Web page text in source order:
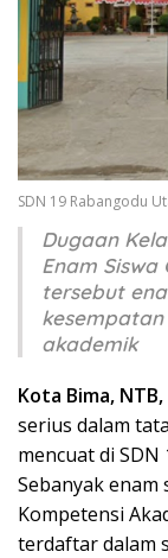
SDN 19 Rabangodu
Dugaan
Enam
tersebut
akademik
Kota Bima,
serius dalam
mencuat di SDN
Sebanyak
Kompetensi
terdaftar dalam